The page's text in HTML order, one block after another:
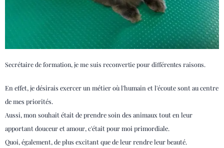
Secrétaire de formation, je me suis reconvertie pour différentes raisons.
En effet, je désirais exercer un métier où l'humain et l'écoute sont au centre
de mes priorités.
Aussi, mon souhait était de prendre soin des animaux tout en leur
apportant douceur et amour, c'était pour moi primordiale.
Quoi, également, de plus excitant que de leur rendre leur beauté.